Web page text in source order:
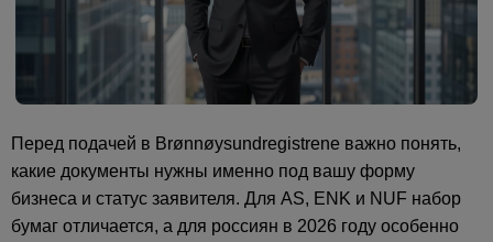
Перед подачей в Brønnøysundregistrene важно понять,
какие документы нужны именно под вашу форму
бизнеса и статус заявителя. Для AS, ENK и NUF набор
бумаг отличается, а для россиян в 2026 году особенно